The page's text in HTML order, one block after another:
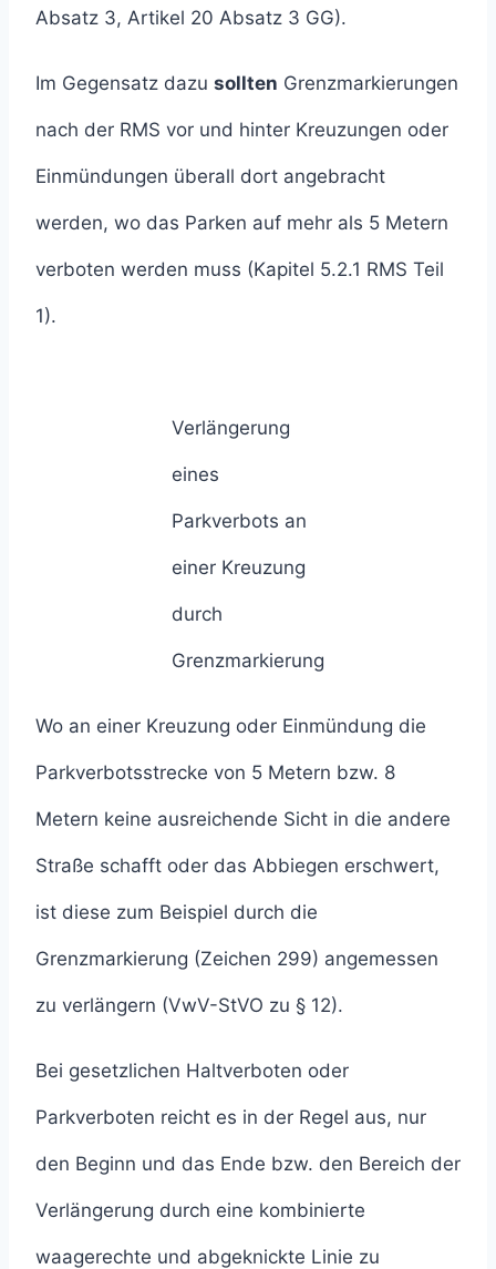
Absatz 3, Artikel 20 Absatz 3 GG).
Im Gegensatz dazu sollten Grenzmarkierungen
nach der RMS vor und hinter Kreuzungen oder
Einmündungen überall dort angebracht
werden, wo das Parken auf mehr als 5 Metern
verboten werden muss (Kapitel 5.2.1 RMS Teil
1).
Verlängerung
eines
Parkverbots an
einer Kreuzung
durch
Grenzmarkierung
Wo an einer Kreuzung oder Einmündung die
Parkverbotsstrecke von 5 Metern bzw. 8
Metern keine ausreichende Sicht in die andere
Straße schafft oder das Abbiegen erschwert,
ist diese zum Beispiel durch die
Grenzmarkierung (Zeichen 299) angemessen
zu verlängern (VwV-StVO zu § 12).
Bei gesetzlichen Haltverboten oder
Parkverboten reicht es in der Regel aus, nur
den Beginn und das Ende bzw. den Bereich der
Verlängerung durch eine kombinierte
waagerechte und abgeknickte Linie zu